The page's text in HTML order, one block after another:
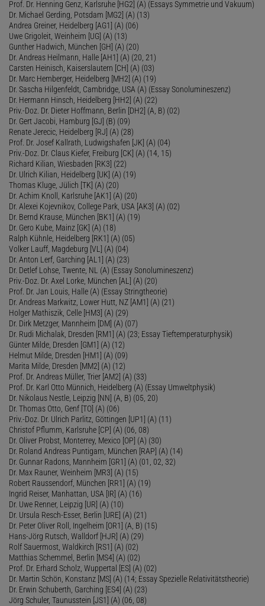
Prof. Dr. Henning Genz, Karlsruhe [HG2] (A) (Essays Symmetrie und Vakuum)
Dr. Michael Gerding, Potsdam [MG2] (A) (13)
Andrea Greiner, Heidelberg [AG1] (A) (06)
Uwe Grigoleit, Weinheim [UG] (A) (13)
Gunther Hadwich, München [GH] (A) (20)
Dr. Andreas Heilmann, Halle [AH1] (A) (20, 21)
Carsten Heinisch, Kaiserslautern [CH] (A) (03)
Dr. Marc Hemberger, Heidelberg [MH2] (A) (19)
Dr. Sascha Hilgenfeldt, Cambridge, USA (A) (Essay Sonolumineszenz)
Dr. Hermann Hinsch, Heidelberg [HH2] (A) (22)
Priv.-Doz. Dr. Dieter Hoffmann, Berlin [DH2] (A, B) (02)
Dr. Gert Jacobi, Hamburg [GJ] (B) (09)
Renate Jerecic, Heidelberg [RJ] (A) (28)
Prof. Dr. Josef Kallrath, Ludwigshafen [JK] (A) (04)
Priv.-Doz. Dr. Claus Kiefer, Freiburg [CK] (A) (14, 15)
Richard Kilian, Wiesbaden [RK3] (22)
Dr. Ulrich Kilian, Heidelberg [UK] (A) (19)
Thomas Kluge, Jülich [TK] (A) (20)
Dr. Achim Knoll, Karlsruhe [AK1] (A) (20)
Dr. Alexei Kojevnikov, College Park, USA [AK3] (A) (02)
Dr. Bernd Krause, München [BK1] (A) (19)
Dr. Gero Kube, Mainz [GK] (A) (18)
Ralph Kühnle, Heidelberg [RK1] (A) (05)
Volker Lauff, Magdeburg [VL] (A) (04)
Dr. Anton Lerf, Garching [AL1] (A) (23)
Dr. Detlef Lohse, Twente, NL (A) (Essay Sonolumineszenz)
Priv.-Doz. Dr. Axel Lorke, München [AL] (A) (20)
Prof. Dr. Jan Louis, Halle (A) (Essay Stringtheorie)
Dr. Andreas Markwitz, Lower Hutt, NZ [AM1] (A) (21)
Holger Mathiszik, Celle [HM3] (A) (29)
Dr. Dirk Metzger, Mannheim [DM] (A) (07)
Dr. Rudi Michalak, Dresden [RM1] (A) (23; Essay Tieftemperaturphysik)
Günter Milde, Dresden [GM1] (A) (12)
Helmut Milde, Dresden [HM1] (A) (09)
Marita Milde, Dresden [MM2] (A) (12)
Prof. Dr. Andreas Müller, Trier [AM2] (A) (33)
Prof. Dr. Karl Otto Münnich, Heidelberg (A) (Essay Umweltphysik)
Dr. Nikolaus Nestle, Leipzig [NN] (A, B) (05, 20)
Dr. Thomas Otto, Genf [TO] (A) (06)
Priv.-Doz. Dr. Ulrich Parlitz, Göttingen [UP1] (A) (11)
Christof Pflumm, Karlsruhe [CP] (A) (06, 08)
Dr. Oliver Probst, Monterrey, Mexico [OP] (A) (30)
Dr. Roland Andreas Puntigam, München [RAP] (A) (14)
Dr. Gunnar Radons, Mannheim [GR1] (A) (01, 02, 32)
Dr. Max Rauner, Weinheim [MR3] (A) (15)
Robert Raussendorf, München [RR1] (A) (19)
Ingrid Reiser, Manhattan, USA [IR] (A) (16)
Dr. Uwe Renner, Leipzig [UR] (A) (10)
Dr. Ursula Resch-Esser, Berlin [URE] (A) (21)
Dr. Peter Oliver Roll, Ingelheim [OR1] (A, B) (15)
Hans-Jörg Rutsch, Walldorf [HJR] (A) (29)
Rolf Sauermost, Waldkirch [RS1] (A) (02)
Matthias Schemmel, Berlin [MS4] (A) (02)
Prof. Dr. Erhard Scholz, Wuppertal [ES] (A) (02)
Dr. Martin Schön, Konstanz [MS] (A) (14; Essay Spezielle Relativitätstheorie)
Dr. Erwin Schuberth, Garching [ES4] (A) (23)
Jörg Schuler, Taunusstein [JS1] (A) (06, 08)